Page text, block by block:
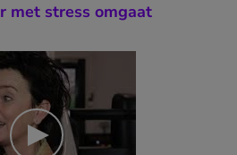
met stress omgaat